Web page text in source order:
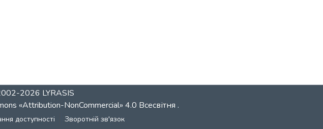
2026 LYRASIS
«Attribution-NonCommercial» 4.0 Всесвітня .
доступності Зворотній зв'язок